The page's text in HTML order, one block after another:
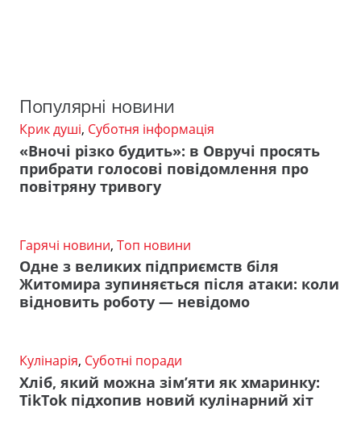
Популярні новини
Крик душі, Суботня інформація
«Вночі різко будить»: в Овручі просять
прибрати голосові повідомлення про
повітряну тривогу
Гарячі новини, Топ новини
Одне з великих підприємств біля
Житомира зупиняється після атаки: коли
відновить роботу — невідомо
Кулінарія, Суботні поради
Хліб, який можна зім’яти як хмаринку:
TikTok підхопив новий кулінарний хіт